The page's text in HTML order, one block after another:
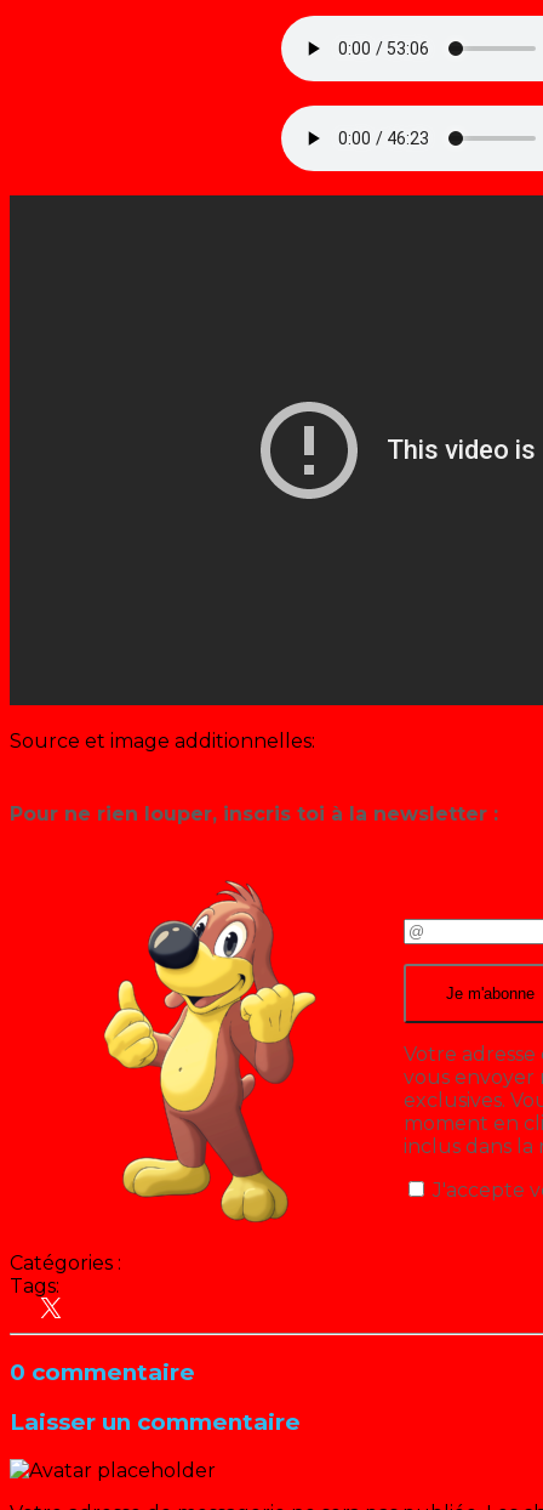
Source et image additionnelles:
Pour ne rien louper, inscris toi à la newsletter :
Votre
vous
exclusives.
moment en
inclus dans la
J'accepte
Catégories :
Tags:
0 commentaire
Laisser un commentaire